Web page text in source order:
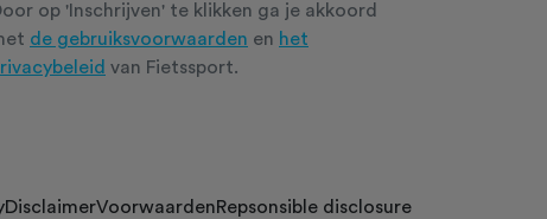
op 'Inschrijven' te klikken ga je akkoord
de gebruiksvoorwaarden en het
van Fietssport.
DisclaimerVoorwaardenRepsonsible disclosure